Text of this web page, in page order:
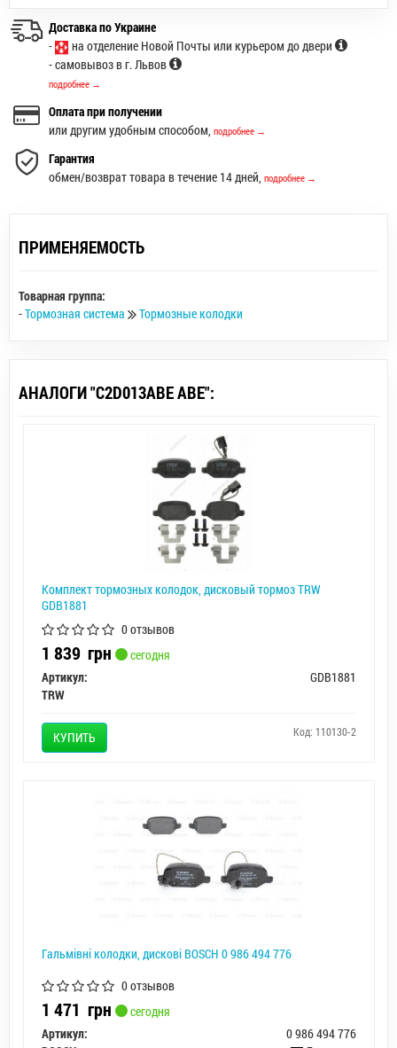
Доставка по Украине
-
на отделение Новой Почты или курьером до двери
- самовывоз в г. Львов
подробнее →
Оплата при получении
или другим удобным способом, подробнее →
Гарантия
обмен/возврат товара в течение 14 дней, подробнее →
ПРИМЕНЯЕМОСТЬ
Товарная группа:
-Тормозная система Тормозные колодки
АНАЛОГИ "C2D013ABE ABE":
Комплект тормозных колодок, дисковый тормоз TRW
GDB1881
0 отзывов
1 839 грн
сегодня
Артикул:
GDB1881
TRW
КУПИТЬ Код: 110130-2
Гальмівні колодки, дискові BOSCH 0 986 494 776
0 отзывов
1 471 грн
сегодня
Артикул:
0 986 494 776